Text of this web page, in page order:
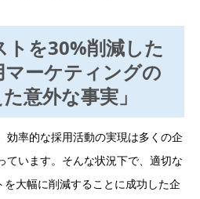
トを30%削減した
ーケティングの
意外な事実」
効率的な採用活動の実現は多くの企
ています。そんな状況下で、適切な
大幅に削減することに成功した企